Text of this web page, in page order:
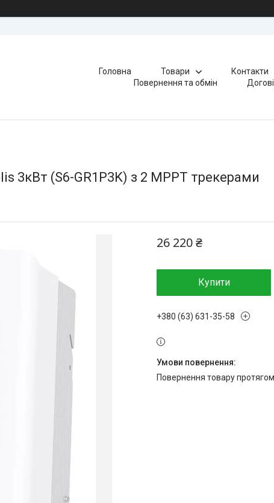
Головна Товари Контакти
Повернення та обмін
3кВт (S6-GR1P3K) з 2 MPPT трекерами
26 220 ₴
Купити
+380 (63) 631-35-58
повернення товару